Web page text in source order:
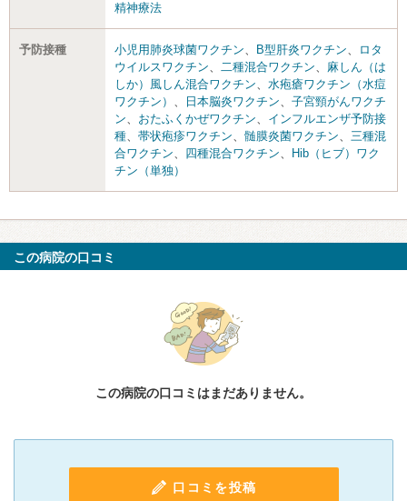
精神療法
予防接種 小児用肺炎球菌ワクチン B型肝炎ワクチン
ロタ
ウイルスワクチン
二種混合ワクチン
麻しん（は
しか）風しん混合ワクチン
水疱瘡ワクチン（水痘
ワクチン）
日本脳炎ワクチン
子宮頸がんワクチ
ン
おたふくかぜワクチン
インフルエンザ予防接
種
帯状疱疹ワクチン 髄膜炎菌ワクチン
三種混
合ワクチン
四種混合ワクチン
Hib（ヒブ）ワク
チン（単独）
この病院の口コミ
この病院の口コミはまだありません。
口コミを投稿